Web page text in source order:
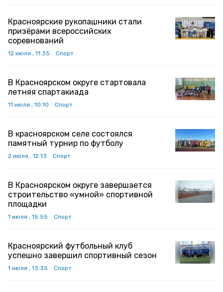
Красноярские рукопашники стали
призёрами всероссийских
соревнований
12 июля , 11:35 Спорт
В Красноярском округе стартовала
летняя спартакиада
11 июля , 10:10 Спорт
В красноярском селе состоялся
памятный турнир по футболу
2 июля , 12:13 Спорт
В Красноярском округе завершается
строительство «умной» спортивной
площадки
1 июля , 15:55 Спорт
Красноярский футбольный клуб
успешно завершил спортивный сезон
1 июля , 13:35 Спорт